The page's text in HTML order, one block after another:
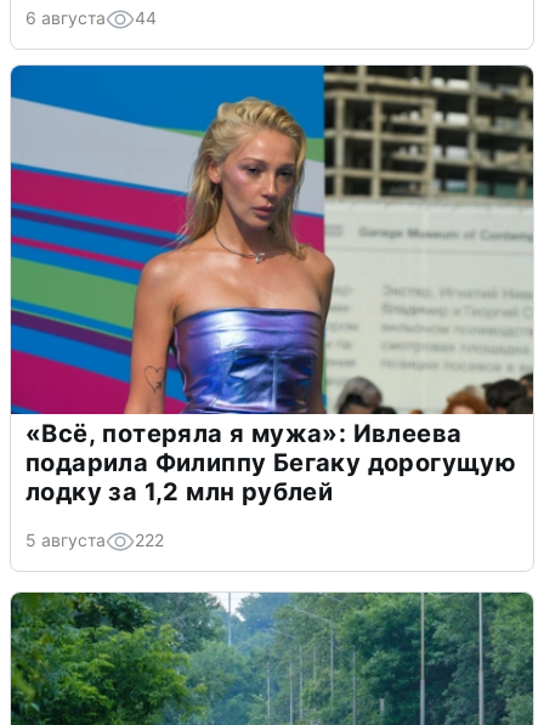
6 августа 44
«Всё, потеряла я мужа»: Ивлеева
подарила Филиппу Бегаку дорогущую
лодку за 1,2 млн рублей
5 августа 222